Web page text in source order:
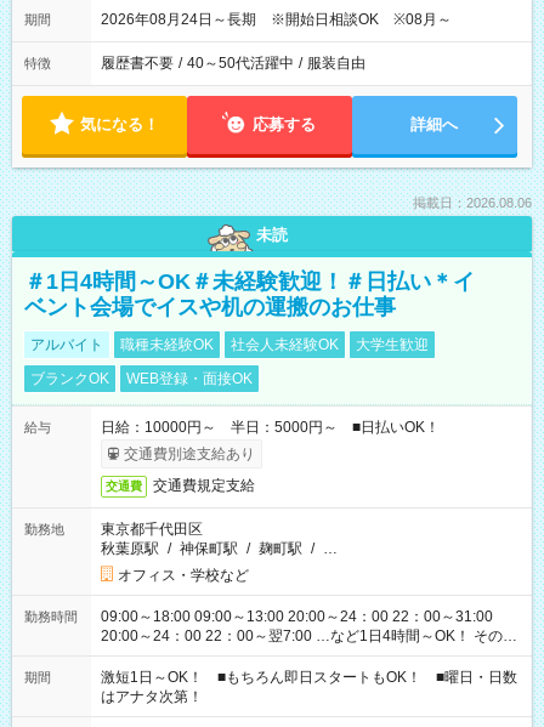
期間 2026年08月24日～長期 ※開始日相談OK ※08月～
特徴 履歴書不要 / 40～50代活躍中 / 服装自由
気になる！ 応募する 詳細へ
掲載日：2026.08.06
未読
＃1日4時間～OK＃未経験歓迎！＃日払い＊イ
ベント会場でイスや机の運搬のお仕事
アルバイト 職種未経験OK 社会人未経験OK
大学生歓迎
ブランクOK
WEB登録・面接OK
給与
日給：10000円～ 半日：5000円～ ■日払いOK！
交通費別途支給あり
交通費 交通費規定支給
勤務地
東京都千代田区
秋葉原駅 / 神保町駅 / 麹町駅 / …
オフィス・学校など
勤務時間
09:00～18:00 09:00～13:00 20:00～24：00 22：00～31:00
20:00～24：00 22：00～翌7:00 …など1日4時間～OK！ その他
シフトもございます！ お気軽にご相談ください！
期間
激短1日～OK！ ■もちろん即日スタートもOK！ ■曜日・日数
はアナタ次第！